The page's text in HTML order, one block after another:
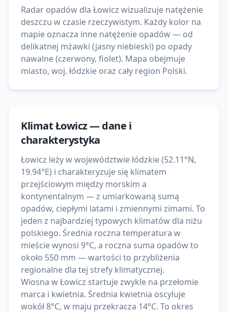
Radar opadów dla Łowicz wizualizuje natężenie
deszczu w czasie rzeczywistym. Każdy kolor na
mapie oznacza inne natężenie opadów — od
delikatnej mżawki (jasny niebieski) po opady
nawalne (czerwony, fiolet). Mapa obejmuje
miasto, woj. łódzkie oraz cały region Polski.
KlimatŁowicz— dane i
charakterystyka
Łowicz leży w województwie łódzkie (52.11°N,
19.94°E) i charakteryzuje się klimatem
przejściowym między morskim a
kontynentalnym — z umiarkowaną sumą
opadów, ciepłymi latami i zmiennymi zimami. To
jeden z najbardziej typowych klimatów dla niżu
polskiego. Średnia roczna temperatura w
mieście wynosi 9°C, a roczna suma opadów to
około 550 mm — wartości to przybliżenia
regionalne dla tej strefy klimatycznej.
Wiosna w Łowicz startuje zwykle na przełomie
marca i kwietnia. Średnia kwietnia oscyluje
wokół 8°C, w maju przekracza 14°C. To okres